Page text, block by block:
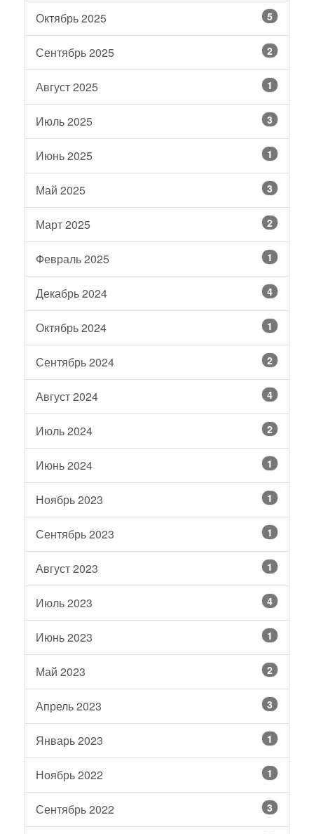
Октябрь 2025 5
Сентябрь 2025 2
Август 2025 1
Июль 2025 3
Июнь 2025 1
Май 2025 3
Март 2025 2
Февраль 2025 1
Декабрь 2024 4
Октябрь 2024 1
Сентябрь 2024 2
Август 2024 4
Июль 2024 2
Июнь 2024 1
Ноябрь 2023 1
Сентябрь 2023 1
Август 2023 1
Июль 2023 4
Июнь 2023 1
Май 2023 2
Апрель 2023 3
Январь 2023 1
Ноябрь 2022 1
Сентябрь 2022 3